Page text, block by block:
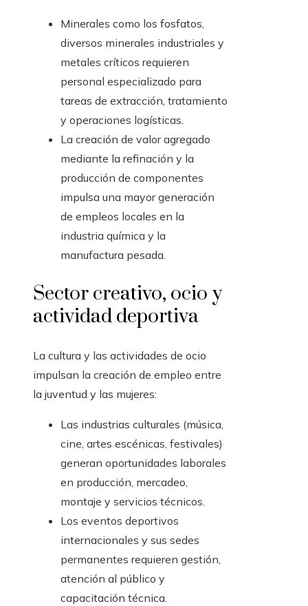
Minerales como los fosfatos,
diversos minerales industriales y
metales críticos requieren
personal especializado para
tareas de extracción, tratamiento
y operaciones logísticas.
La creación de valor agregado
mediante la refinación y la
producción de componentes
impulsa una mayor generación
de empleos locales en la
industria química y la
manufactura pesada.
Sector creativo, ocio y
actividad deportiva
La cultura y las actividades de ocio
impulsan la creación de empleo entre
la juventud y las mujeres:
Las industrias culturales (música,
cine, artes escénicas, festivales)
generan oportunidades laborales
en producción, mercadeo,
montaje y servicios técnicos.
Los eventos deportivos
internacionales y sus sedes
permanentes requieren gestión,
atención al público y
capacitación técnica.